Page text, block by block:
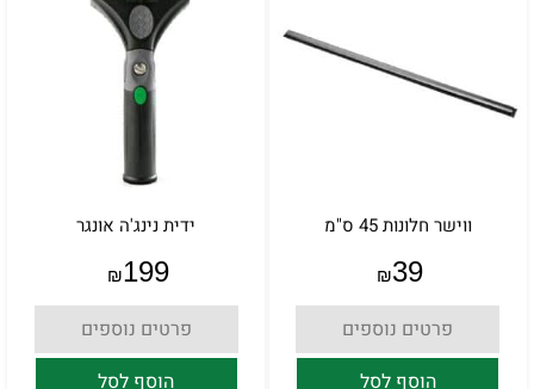
ווישר חלונות 45 ס"מ
₪39
פרטים נוספים
הוסף לסל
ידית נינג'ה אונגר
₪199
פרטים נוספים
הוסף לסל